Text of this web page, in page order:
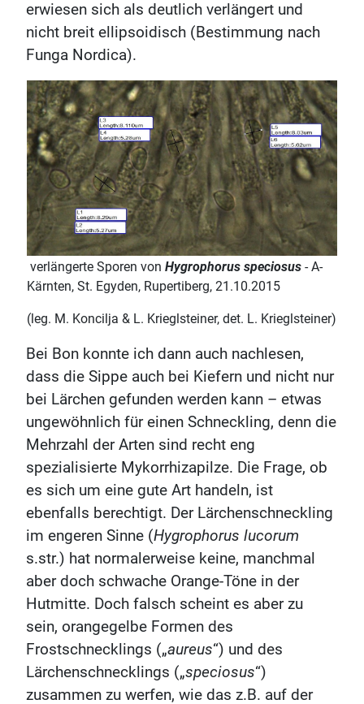
erwiesen sich als deutlich verlängert und
nicht breit ellipsoidisch (Bestimmung nach
Funga Nordica).
verlängerte Sporen von Hygrophorus speciosus - A-
Kärnten, St. Egyden, Rupertiberg, 21.10.2015
(leg. M. Koncilja & L. Krieglsteiner, det. L. Krieglsteiner)
Bei Bon konnte ich dann auch nachlesen,
dass die Sippe auch bei Kiefern und nicht nur
bei Lärchen gefunden werden kann – etwas
ungewöhnlich für einen Schneckling, denn die
Mehrzahl der Arten sind recht eng
spezialisierte Mykorrhizapilze. Die Frage, ob
es sich um eine gute Art handeln, ist
ebenfalls berechtigt. Der Lärchenschneckling
im engeren Sinne (Hygrophorus lucorum
s.str.) hat normalerweise keine, manchmal
aber doch schwache Orange-Töne in der
Hutmitte. Doch falsch scheint es aber zu
sein, orangegelbe Formen des
Frostschnecklings („aureus“) und des
Lärchenschnecklings („speciosus“)
zusammen zu werfen, wie das z.B. auf der